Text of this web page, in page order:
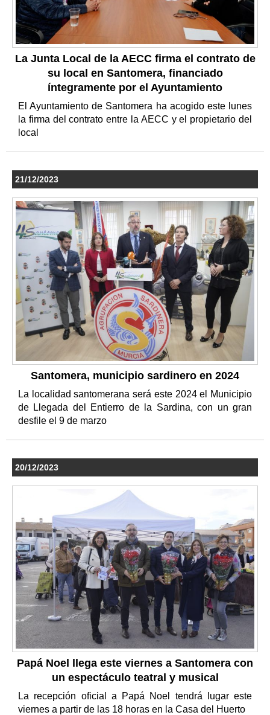
La Junta Local de la AECC firma el contrato de
su local en Santomera, financiado
íntegramente por el Ayuntamiento
El Ayuntamiento de Santomera ha acogido este lunes
la firma del contrato entre la AECC y el propietario del
local
21/12/2023
Santomera, municipio sardinero en 2024
La localidad santomerana será este 2024 el Municipio
de Llegada del Entierro de la Sardina, con un gran
desfile el 9 de marzo
20/12/2023
Papá Noel llega este viernes a Santomera con
un espectáculo teatral y musical
La recepción oficial a Papá Noel tendrá lugar este
viernes a partir de las 18 horas en la Casa del Huerto